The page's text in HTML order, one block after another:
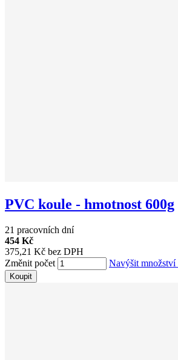
PVC koule - hmotnost 600g
21 pracovních dní
454 Kč
375,21 Kč bez DPH
Změnit počet
Navýšit množství
Koupit